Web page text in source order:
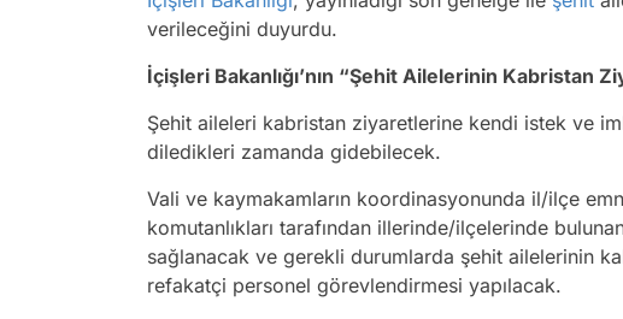
verileceğini duyurdu.
İçişleri Bakanlığı’nın “Şehit Ailelerinin Kabristan
Şehit aileleri kabristan ziyaretlerine kendi istek ve
diledikleri zamanda gidebilecek.
Vali ve kaymakamların koordinasyonunda il/ilçe
komutanlıkları tarafından illerinde/ilçelerinde
sağlanacak ve gerekli durumlarda şehit ailelerinin
refakatçi personel görevlendirmesi yapılacak.